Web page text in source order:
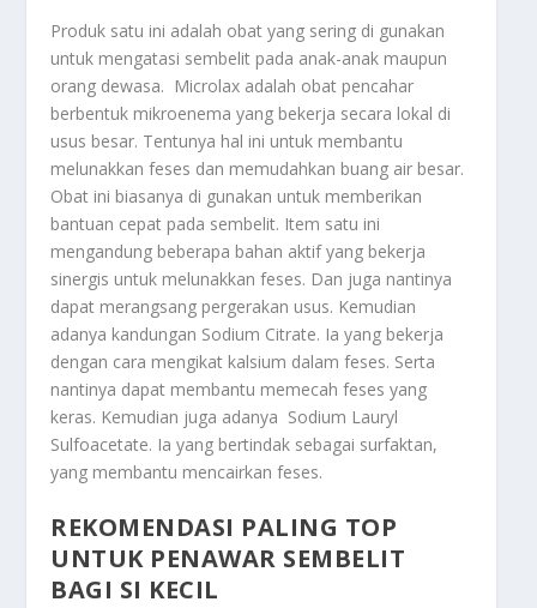
Produk satu ini adalah obat yang sering di gunakan
untuk mengatasi sembelit pada anak-anak maupun
orang dewasa. Microlax adalah obat pencahar
berbentuk mikroenema yang bekerja secara lokal di
usus besar. Tentunya hal ini untuk membantu
melunakkan feses dan memudahkan buang air besar.
Obat ini biasanya di gunakan untuk memberikan
bantuan cepat pada sembelit. Item satu ini
mengandung beberapa bahan aktif yang bekerja
sinergis untuk melunakkan feses. Dan juga nantinya
dapat merangsang pergerakan usus. Kemudian
adanya kandungan Sodium Citrate. Ia yang bekerja
dengan cara mengikat kalsium dalam feses. Serta
nantinya dapat membantu memecah feses yang
keras. Kemudian juga adanya Sodium Lauryl
Sulfoacetate. Ia yang bertindak sebagai surfaktan,
yang membantu mencairkan feses.
REKOMENDASI PALING TOP
UNTUK PENAWAR SEMBELIT
BAGI SI KECIL